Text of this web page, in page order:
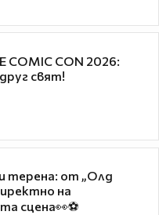
COMIC CON 2026:
свят!
терена: от „Олд
на
сцена👀⚽